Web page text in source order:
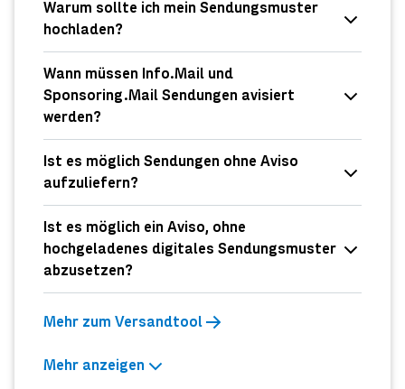
Warum sollte ich mein Sendungsmuster
hochladen?
Wann müssen Info.Mail und
Sponsoring.Mail Sendungen avisiert
werden?
Ist es möglich Sendungen ohne Aviso
aufzuliefern?
Ist es möglich ein Aviso, ohne
hochgeladenes digitales Sendungsmuster
abzusetzen?
Mehr zum Versandtool
Mehr anzeigen